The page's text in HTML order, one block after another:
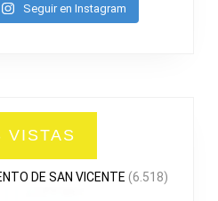
Seguir en Instagram
VISTAS
DE SAN VICENTE (6.518)